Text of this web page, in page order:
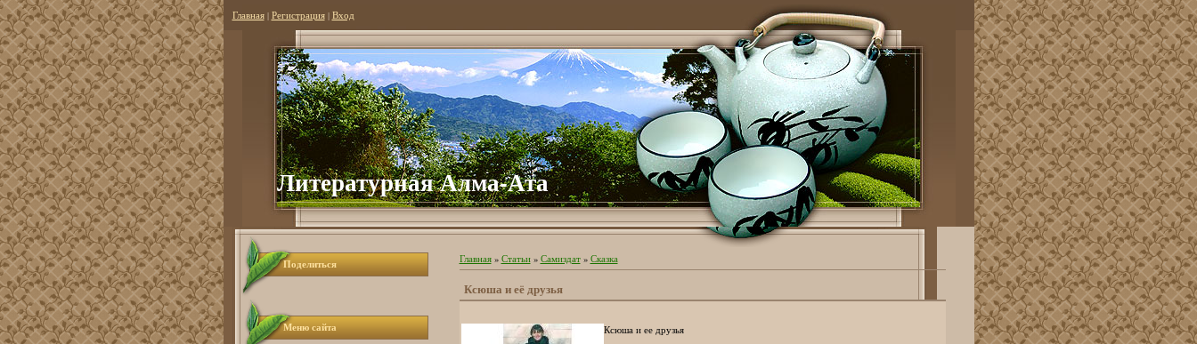
Главная| Регистрация| Вход
Литературная Алма-Ата
Поделиться
Меню сайта
Главная» Статьи» Самиздат» Сказка
Ксюша и её друзья
Ксюша и ее друзья